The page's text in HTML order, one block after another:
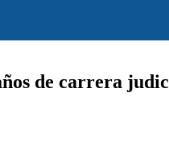
de carrera